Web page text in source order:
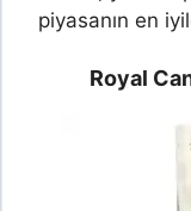
piyasanın en
Royal